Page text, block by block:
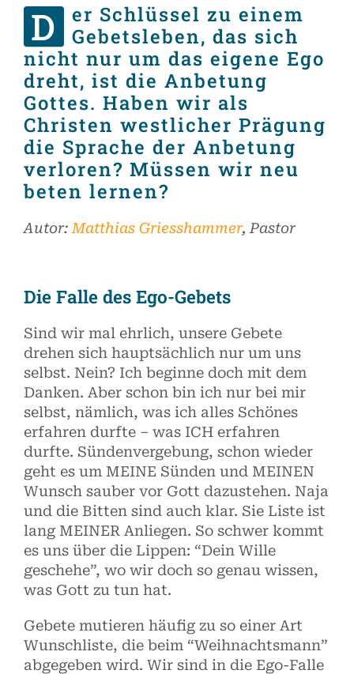
Kontakt
D
er Schlüssel zu einem
Gebetsleben, das sich
nicht nur um das eigene Ego
dreht, ist die Anbetung
Gottes. Haben wir als
Christen westlicher Prägung
die Sprache der Anbetung
verloren? Müssen wir neu
beten lernen?
Autor: Matthias Griesshammer, Pastor
Die Falle des Ego-Gebets
Sind wir mal ehrlich, unsere Gebete
drehen sich hauptsächlich nur um uns
selbst. Nein? Ich beginne doch mit dem
Danken. Aber schon bin ich nur bei mir
selbst, nämlich, was ich alles Schönes
erfahren durfte – was ICH erfahren
durfte. Sündenvergebung, schon wieder
geht es um MEINE Sünden und MEINEN
Wunsch sauber vor Gott dazustehen. Naja
und die Bitten sind auch klar. Sie Liste ist
lang MEINER Anliegen. So schwer kommt
es uns über die Lippen: “Dein Wille
geschehe”, wo wir doch so genau wissen,
was Gott zu tun hat.
Gebete mutieren häufig zu so einer Art
Wunschliste, die beim “Weihnachtsmann”
abgegeben wird. Wir sind in die Ego-Falle